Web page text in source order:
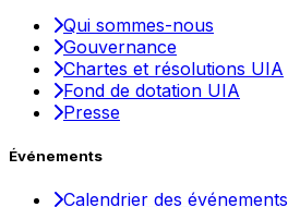
Qui sommes-nous
Gouvernance
Chartes et résolutions UIA
Fond de dotation UIA
Presse
Événements
Calendrier des événements